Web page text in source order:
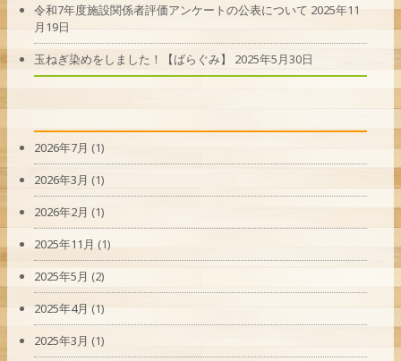
令和7年度施設関係者評価アンケートの公表について 2025年11
月19日
玉ねぎ染めをしました！【ばらぐみ】
2025年5月30日
2026年7月 (1)
2026年3月 (1)
2026年2月 (1)
2025年11月 (1)
2025年5月 (2)
2025年4月 (1)
2025年3月 (1)